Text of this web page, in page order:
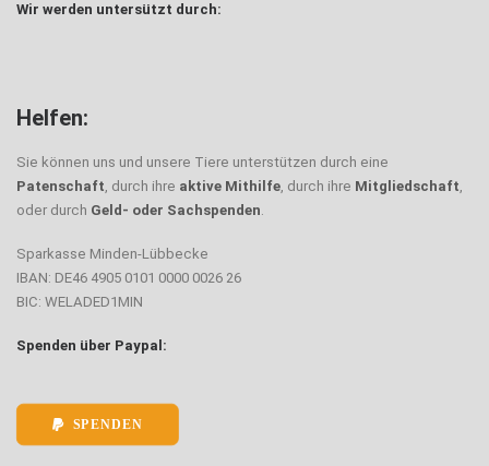
Wir werden untersützt durch:
Helfen:
Sie können uns und unsere Tiere unterstützen durch eine
Patenschaft, durch ihre aktive Mithilfe, durch ihre Mitgliedschaft,
oder durch Geld- oder Sachspenden.
Sparkasse Minden-Lübbecke
IBAN: DE46 4905 0101 0000 0026 26
BIC: WELADED1MIN
Spenden über Paypal:
SPENDEN